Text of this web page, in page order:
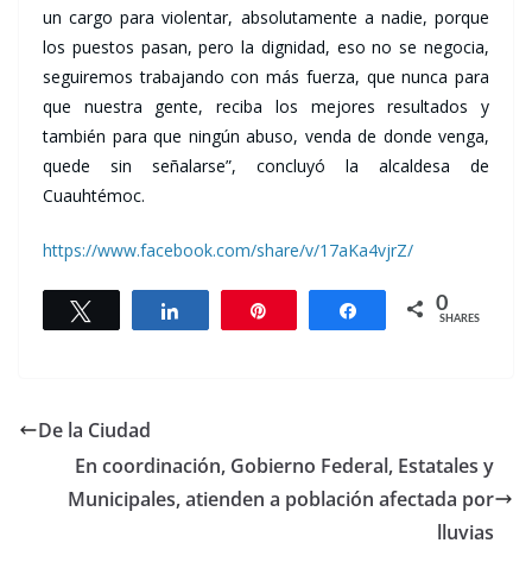
un cargo para violentar, absolutamente a nadie, porque
los puestos pasan, pero la dignidad, eso no se negocia,
seguiremos trabajando con más fuerza, que nunca para
que nuestra gente, reciba los mejores resultados y
también para que ningún abuso, venda de donde venga,
quede sin señalarse”, concluyó la alcaldesa de
Cuauhtémoc.
https://www.facebook.com/share/v/17aKa4vjrZ/
Share 0
SHARES
De la Ciudad
En coordinación, Gobierno Federal, Estatales y
Municipales, atienden a población afectada por
lluvias